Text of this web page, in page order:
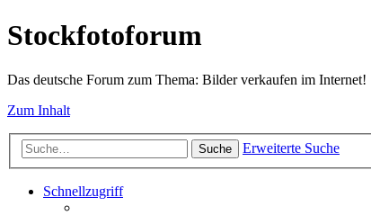
Stockfotoforum
Das deutsche Forum zum Thema: Bilder verkaufen im Internet!
Zum Inhalt
Suche Erweiterte Suche
Schnellzugriff